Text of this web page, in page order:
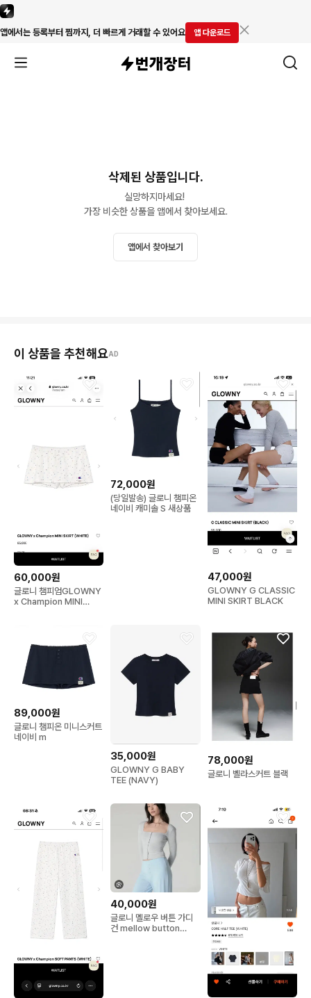
앱에서는 등록부터 찜까지, 더 빠르게 거래할 수 있어요 앱 다운로드
삭제된 상품입니다.
실망하지마세요!
가장 비슷한 상품을 앱에서 찾아보세요.
앱에서 찾아보기
이 상품을 추천해요AD
60,000원
글로니 챔피엄GLOWNY
x Champion MINI
72,000원
(당일발송) 글로니 챔피온
네이비 캐미솔 S 새상품
47,000원
GLOWNY G CLASSIC
MINI SKIRT BLACK
89,000원
글로니 챔피온 미니스커트
네이비 m
35,000원
GLOWNY G BABY
TEE (NAVY)
78,000원
글로니 벨라스커트 블랙
40,000원
글로니 멜로우 버튼 가디
건 mellow button